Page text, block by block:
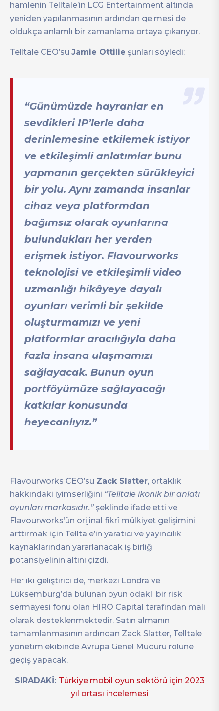
hamlenin Telltale’in LCG Entertainment altında
yeniden yapılanmasının ardından gelmesi de
oldukça anlamlı bir zamanlama ortaya çıkarıyor.
Telltale CEO’su Jamie Ottilie şunları söyledi:
“Günümüzde hayranlar en
sevdikleri IP’lerle daha
derinlemesine etkilemek istiyor
ve etkileşimli anlatımlar bunu
yapmanın gerçekten sürükleyici
bir yolu. Aynı zamanda insanlar
cihaz veya platformdan
bağımsız olarak oyunlarına
bulundukları her yerden
erişmek istiyor. Flavourworks
teknolojisi ve etkileşimli video
uzmanlığı hikâyeye dayalı
oyunları verimli bir şekilde
oluşturmamızı ve yeni
platformlar aracılığıyla daha
fazla insana ulaşmamızı
sağlayacak. Bunun oyun
portföyümüze sağlayacağı
katkılar konusunda
heyecanlıyız.”
Flavourworks CEO’su Zack Slatter, ortaklık
hakkındaki iyimserliğini “Telltale ikonik bir anlatı
oyunları markasıdır.” şeklinde ifade etti ve
Flavourworks’ün orijinal fikrî mülkiyet gelişimini
arttırmak için Telltale’in yaratıcı ve yayıncılık
kaynaklarından yararlanacak iş birliği
potansiyelinin altını çizdi.
Her iki geliştirici de, merkezi Londra ve
Lüksemburg’da bulunan oyun odaklı bir risk
sermayesi fonu olan HIRO Capital tarafından mali
olarak desteklenmektedir. Satın almanın
tamamlanmasının ardından Zack Slatter, Telltale
yönetim ekibinde Avrupa Genel Müdürü rolüne
geçiş yapacak.
SIRADAKİ: Türkiye mobil oyun sektörü için 2023
yıl ortası incelemesi